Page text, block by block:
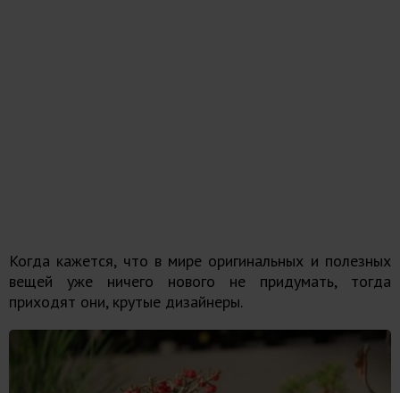
Когда кажется, что в мире оригинальных и полезных
вещей уже ничего нового не придумать, тогда
приходят они, крутые дизайнеры.